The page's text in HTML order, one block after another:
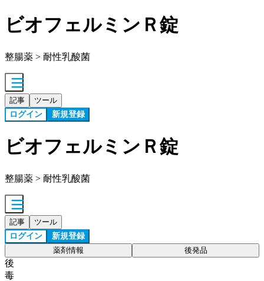
ビオフェルミンＲ錠
整腸薬 > 耐性乳酸菌
記事 ツール
ログイン 新規登録
ビオフェルミンＲ錠
整腸薬 > 耐性乳酸菌
記事 ツール
ログイン 新規登録
薬剤情報 後発品
後
毒